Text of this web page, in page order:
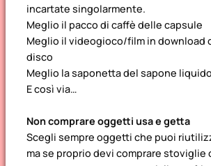
incartate singolarmente.
Meglio il pacco di caffè delle capsule
Meglio il videogioco/film in download
disco
Meglio la saponetta del sapone liquido
E così via…
Non comprare oggetti usa e getta
Scegli sempre oggetti che puoi
ma se proprio devi comprare stoviglie